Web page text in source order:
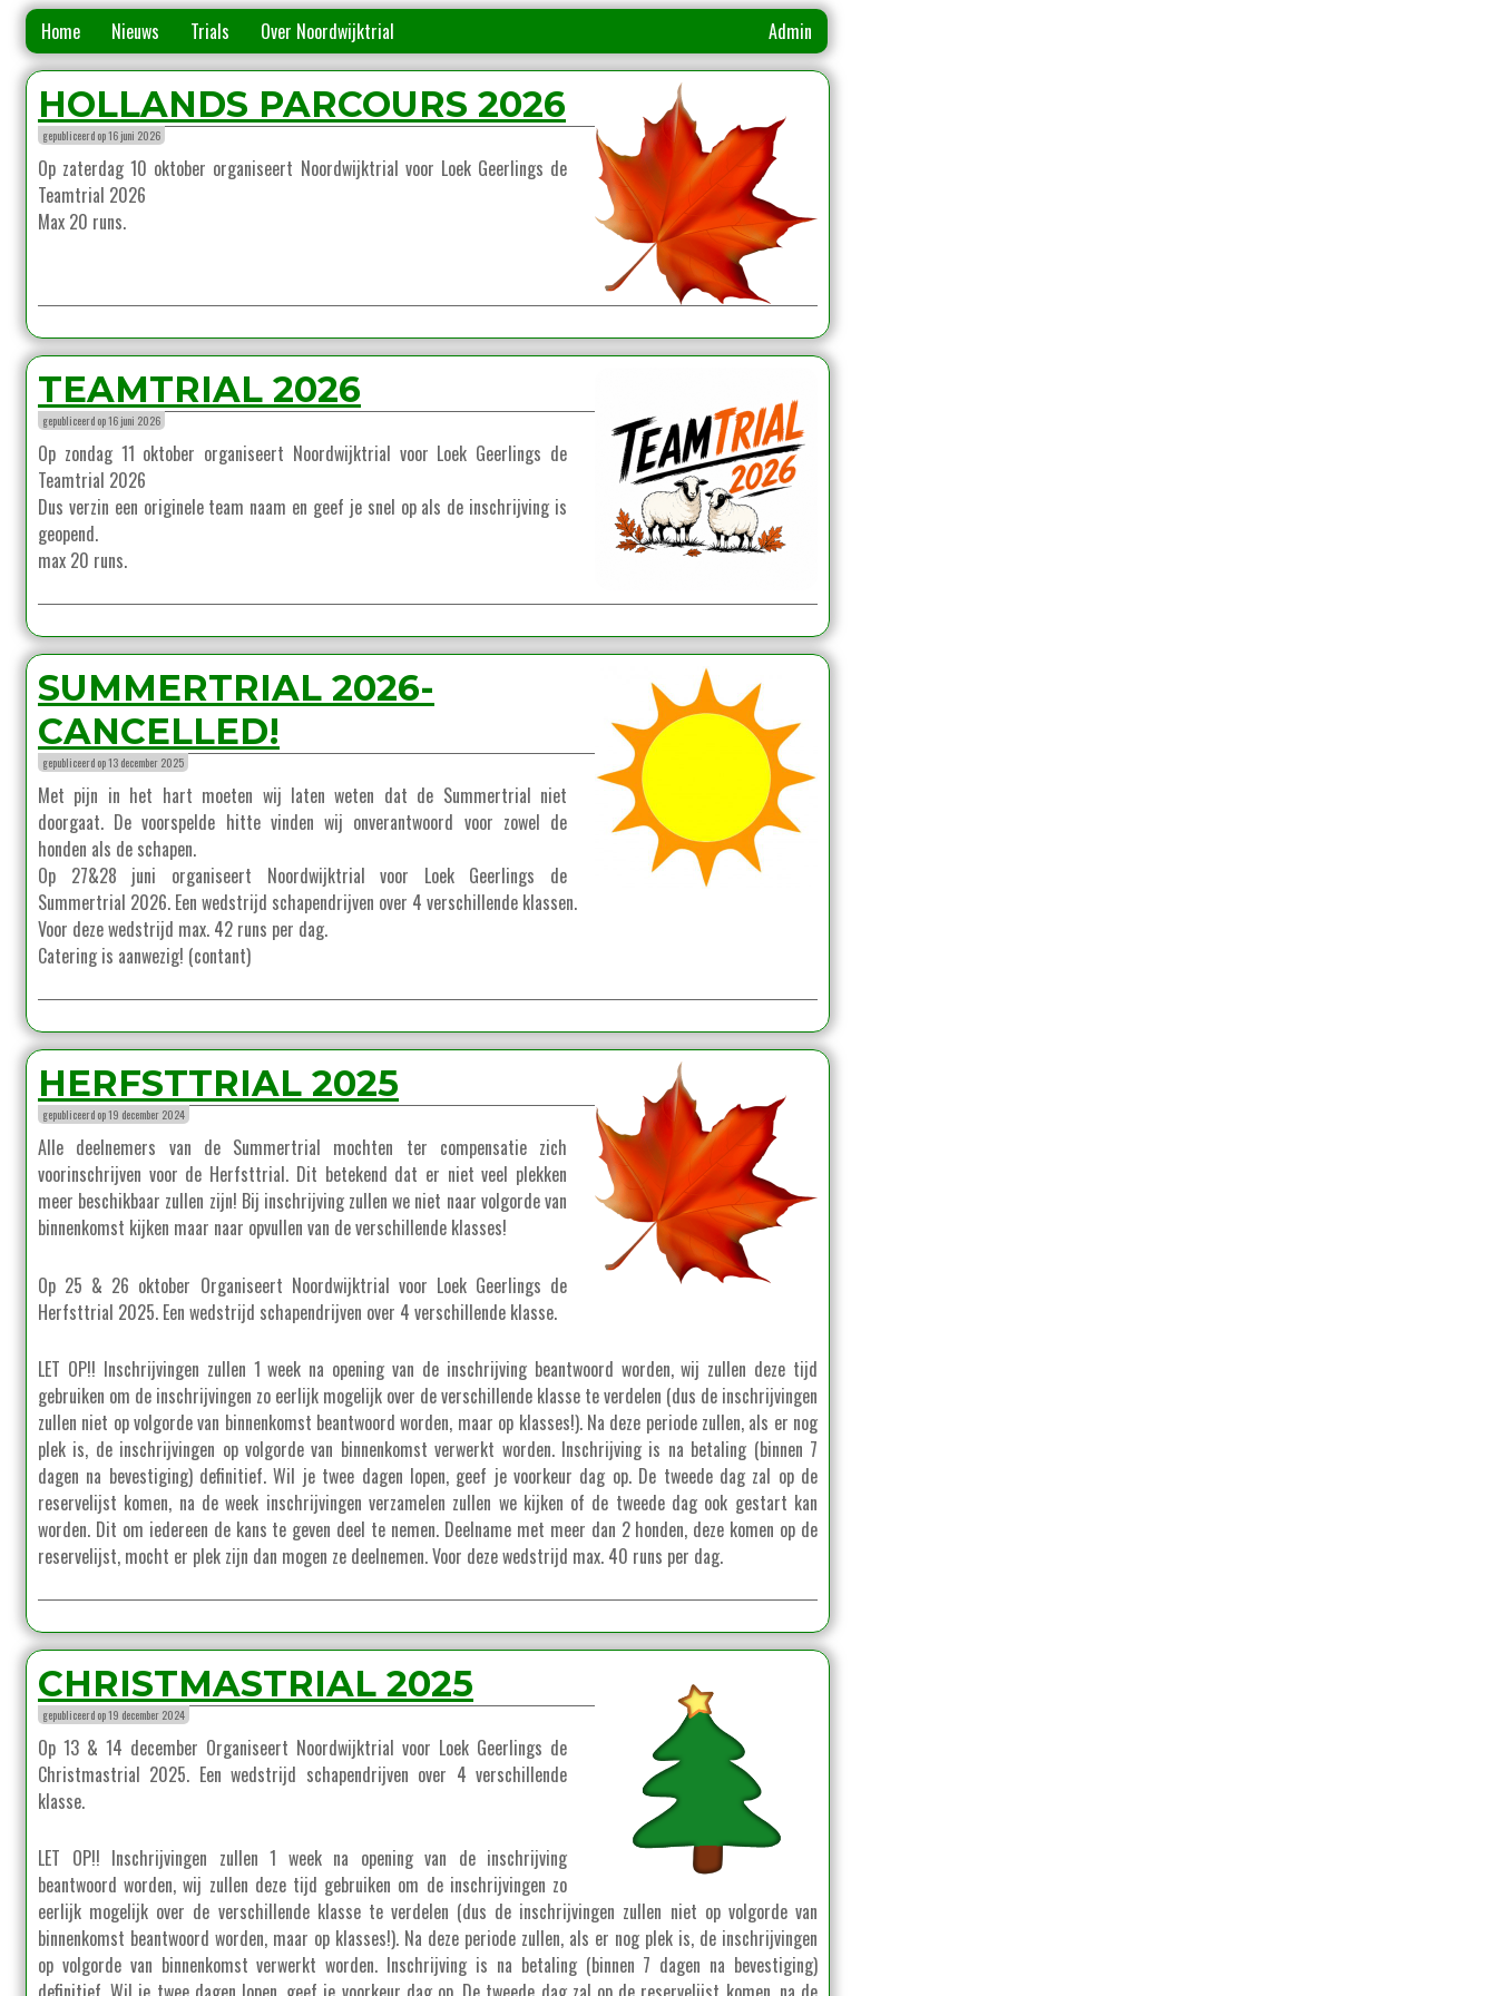
Home Nieuws Trials Admin
Over Noordwijktrial
HOLLANDS PARCOURS 2026
gepubliceerd op 16 juni 2026
Op zaterdag 10 oktober organiseert Noordwijktrial voor Loek Geerlings de
Teamtrial 2026
Max 20 runs.
TEAMTRIAL 2026
gepubliceerd op 16 juni 2026
Op zondag 11 oktober organiseert Noordwijktrial voor Loek Geerlings de
Teamtrial 2026
Dus verzin een originele team naam en geef je snel op als de inschrijving is
geopend.
max 20 runs.
SUMMERTRIAL 2026-
CANCELLED!
gepubliceerd op 13 december 2025
Met pijn in het hart moeten wij laten weten dat de Summertrial niet
doorgaat. De voorspelde hitte vinden wij onverantwoord voor zowel de
honden als de schapen.
Op 27&28 juni organiseert Noordwijktrial voor Loek Geerlings de
Summertrial 2026. Een wedstrijd schapendrijven over 4 verschillende klassen.
Voor deze wedstrijd max. 42 runs per dag.
Catering is aanwezig! (contant)
HERFSTTRIAL 2025
gepubliceerd op 19 december 2024
Alle deelnemers van de Summertrial mochten ter compensatie zich
voorinschrijven voor de Herfsttrial. Dit betekend dat er niet veel plekken
meer beschikbaar zullen zijn! Bij inschrijving zullen we niet naar volgorde van
binnenkomst kijken maar naar opvullen van de verschillende klasses!
Op 25 & 26 oktober Organiseert Noordwijktrial voor Loek Geerlings de
Herfsttrial 2025. Een wedstrijd schapendrijven over 4 verschillende klasse.
LET OP!! Inschrijvingen zullen 1 week na opening van de inschrijving beantwoord worden, wij zullen deze tijd
gebruiken om de inschrijvingen zo eerlijk mogelijk over de verschillende klasse te verdelen (dus de inschrijvingen
zullen niet op volgorde van binnenkomst beantwoord worden, maar op klasses!). Na deze periode zullen, als er nog
plek is, de inschrijvingen op volgorde van binnenkomst verwerkt worden. Inschrijving is na betaling (binnen 7
dagen na bevestiging) definitief. Wil je twee dagen lopen, geef je voorkeur dag op. De tweede dag zal op de
reservelijst komen, na de week inschrijvingen verzamelen zullen we kijken of de tweede dag ook gestart kan
worden. Dit om iedereen de kans te geven deel te nemen. Deelname met meer dan 2 honden, deze komen op de
reservelijst, mocht er plek zijn dan mogen ze deelnemen. Voor deze wedstrijd max. 40 runs per dag.
CHRISTMASTRIAL 2025
gepubliceerd op 19 december 2024
Op 13 & 14 december Organiseert Noordwijktrial voor Loek Geerlings de
Christmastrial 2025. Een wedstrijd schapendrijven over 4 verschillende
klasse.
LET OP!! Inschrijvingen zullen 1 week na opening van de inschrijving
beantwoord worden, wij zullen deze tijd gebruiken om de inschrijvingen zo
eerlijk mogelijk over de verschillende klasse te verdelen (dus de inschrijvingen zullen niet op volgorde van
binnenkomst beantwoord worden, maar op klasses!). Na deze periode zullen, als er nog plek is, de inschrijvingen
op volgorde van binnenkomst verwerkt worden. Inschrijving is na betaling (binnen 7 dagen na bevestiging)